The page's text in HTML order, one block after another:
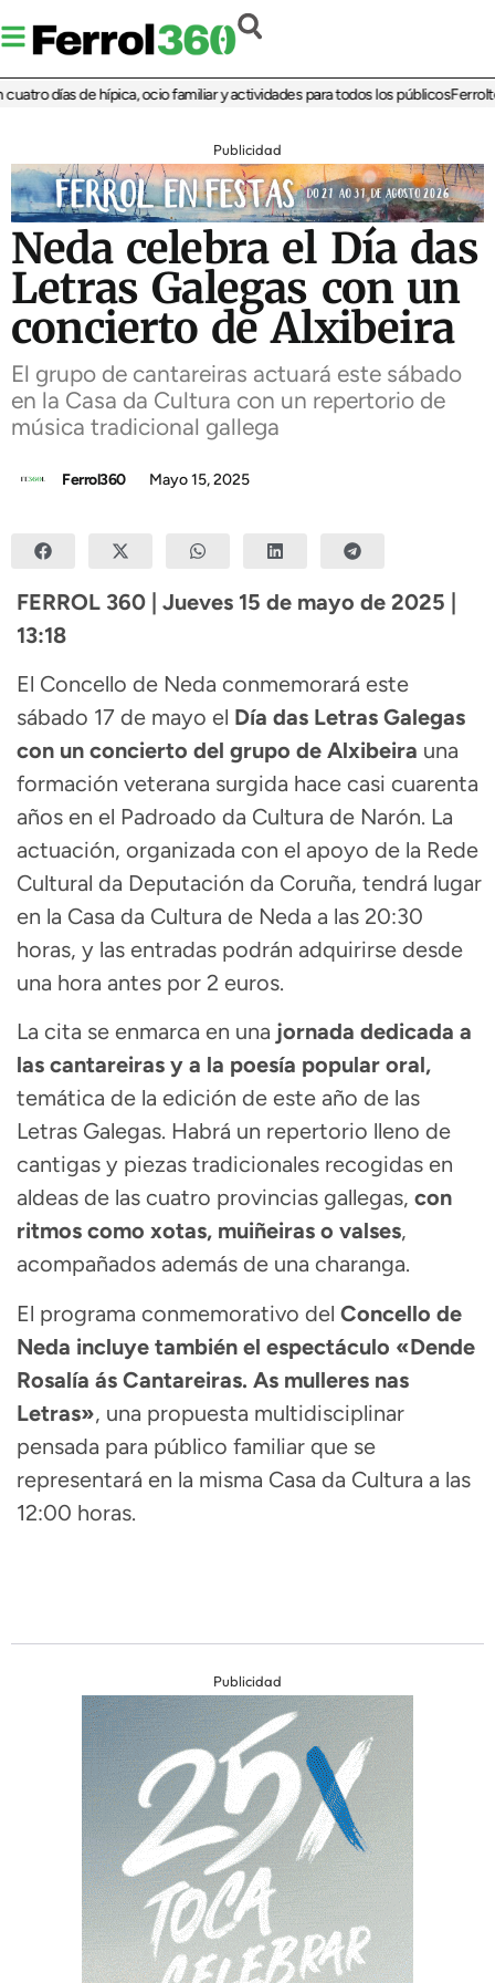
días de hípica, ocio familiar y actividades para todos los públicos
Publicidad
Neda celebra el Día das
Letras Galegas con un
concierto de Alxibeira
El grupo de cantareiras actuará este sábado
en la Casa da Cultura con un repertorio de
música tradicional gallega
Ferrol360 Mayo 15, 2025
FERROL 360 | Jueves 15 de mayo de 2025 |
13:18
El Concello de Neda conmemorará este
sábado 17 de mayo el Día das Letras Galegas
con un concierto del grupo de Alxibeira una
formación veterana surgida hace casi cuarenta
años en el Padroado da Cultura de Narón. La
actuación, organizada con el apoyo de la Rede
Cultural da Deputación da Coruña, tendrá lugar
en la Casa da Cultura de Neda a las 20:30
horas, y las entradas podrán adquirirse desde
una hora antes por 2 euros.
La cita se enmarca en una jornada dedicada a
las cantareiras y a la poesía popular oral,
temática de la edición de este año de las
Letras Galegas. Habrá un repertorio lleno de
cantigas y piezas tradicionales recogidas en
aldeas de las cuatro provincias gallegas, con
ritmos como xotas, muiñeiras o valses,
acompañados además de una charanga.
El programa conmemorativo del Concello de
Neda incluye también el espectáculo «Dende
Rosalía ás Cantareiras. As mulleres nas
Letras», una propuesta multidisciplinar
pensada para público familiar que se
representará en la misma Casa da Cultura a las
12:00 horas.
Publicidad